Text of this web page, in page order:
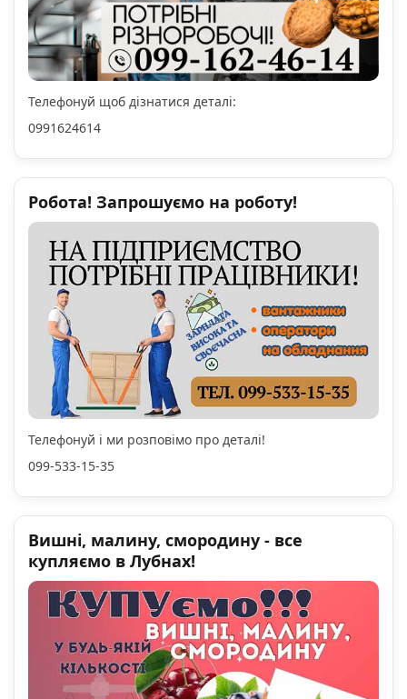
Телефонуй щоб дізнатися деталі:
0991624614
Робота! Запрошуємо на роботу!
Телефонуй і ми розповімо про деталі!
099-533-15-35
Вишні, малину, смородину - все
купляємо в Лубнах!